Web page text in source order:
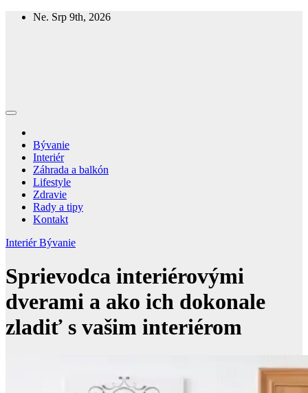
Skip
Ne. Srp 9th, 2026
Bývanie
Interiér
Záhrada a balkón
Lifestyle
Zdravie
Rady a tipy
Kontakt
InteriérBývanie
Sprievodca interiérovými
dverami a ako ich dokonale
zladiť s vašim interiérom